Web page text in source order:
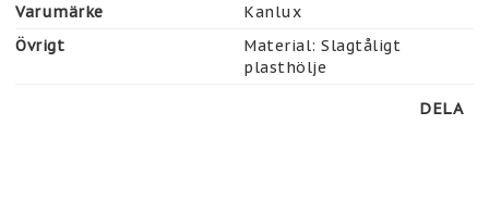
Varumärke
Kanlux
Övrigt
Material: Slagtåligt
plasthölje
DELA